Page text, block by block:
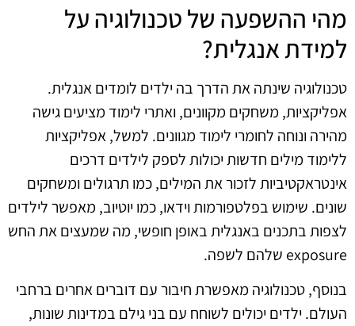
מהי ההשפעה של טכנולוגיה על
למידת אנגלית?
טכנולוגיה שינתה את הדרך בה ילדים לומדים אנגלית.
אפליקציות, משחקים מקוונים, ואתרי לימוד מציעים גישה
מהירה ונוחה לחומרי לימוד מגוונים. למשל, אפליקציות
ללימוד מילים חדשות יכולות לספק לילדים דרכים
אינטראקטיביות לזכור את המילים, כמו תרגולים ומשחקים
שונים. שימוש בפלטפורמות וידאו, כמו יוטיוב, מאפשר לילדים
לצפות בתכנים באנגלית באופן חופשי, מה שמעצים את החש
exposure שלהם לשפה.
בנוסף, טכנולוגיה מאפשרת חיבור עם דוברים אחרים ברחבי
העולם. ילדים יכולים לשוחח עם בני גילם במדינות שונות,